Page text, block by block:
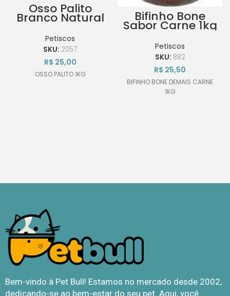
Osso Palito
Branco Natural
Petiscos
SKU: 2057
R$ 25,00
OSSO PALITO 1KG
Bifinho Bone
Sabor Carne 1kg
Petiscos
SKU: 882
R$ 25,50
BIFINHO BONE DEMAIS CARNE
1KG
Bem-vindo à Pet Bull! Estamos no mercado desde 2002,
dedicando-se ao bem-estar do seu pet. Aqui, você